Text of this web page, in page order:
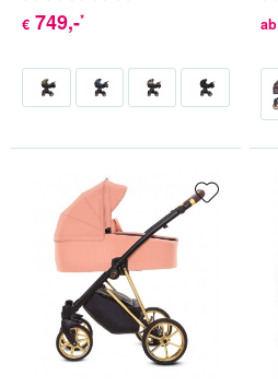
€ 749,-* ab